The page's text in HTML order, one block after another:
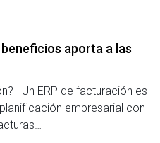
aporta a las
Un ERP de facturación es
empresarial con